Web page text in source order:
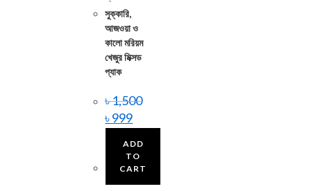
সুক্কারি,
আজওয়া ও
কালো মরিয়ম
খেজুর মিক্সড
প্যাক
৳1,500
৳999
ADD
TO
CART